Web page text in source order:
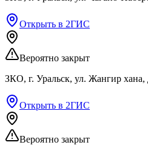
Открыть в 2ГИС
Вероятно закрыт
ЗКО, г. Уральск, ул. Жангир хана,
Открыть в 2ГИС
Вероятно закрыт